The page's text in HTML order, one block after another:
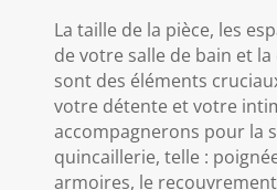
La taille de la pièce, les
de votre salle de bain et
sont des éléments
votre détente et votre
accompagnerons pour la
quincaillerie, telle :
armoires, le